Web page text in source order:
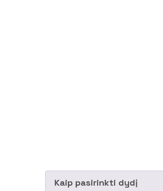
Kaip pasirinkti dydį